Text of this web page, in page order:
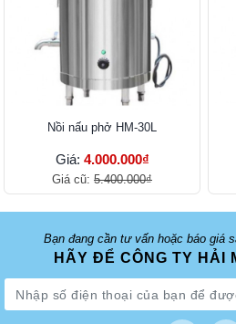
Nồi nấu phở HM-30L
Giá: 4.000.000₫
Giá cũ: 5.400.000₫
Bạn đang cần tư vấn hoặc báo giá
HÃY ĐỂ CÔNG TY HẢI